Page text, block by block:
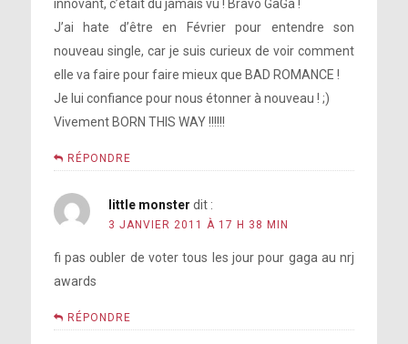
innovant, c’était du jamais vu ! Bravo GaGa !
J’ai hate d’être en Février pour entendre son
nouveau single, car je suis curieux de voir comment
elle va faire pour faire mieux que BAD ROMANCE !
Je lui confiance pour nous étonner à nouveau ! ;)
Vivement BORN THIS WAY !!!!!!
RÉPONDRE
little monster dit :
3 JANVIER 2011 À 17 H 38 MIN
fi pas oubler de voter tous les jour pour gaga au nrj
awards
RÉPONDRE